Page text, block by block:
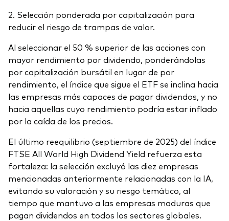
2. Selección ponderada por capitalización para
reducir el riesgo de trampas de valor.
Al seleccionar el 50 % superior de las acciones con
mayor rendimiento por dividendo, ponderándolas
por capitalización bursátil en lugar de por
rendimiento, el índice que sigue el ETF se inclina hacia
las empresas más capaces de pagar dividendos, y no
hacia aquellas cuyo rendimiento podría estar inflado
por la caída de los precios.
El último reequilibrio (septiembre de 2025) del índice
FTSE All World High Dividend Yield refuerza esta
fortaleza: la selección excluyó las diez empresas
mencionadas anteriormente relacionadas con la IA,
evitando su valoración y su riesgo temático, al
tiempo que mantuvo a las empresas maduras que
pagan dividendos en todos los sectores globales.